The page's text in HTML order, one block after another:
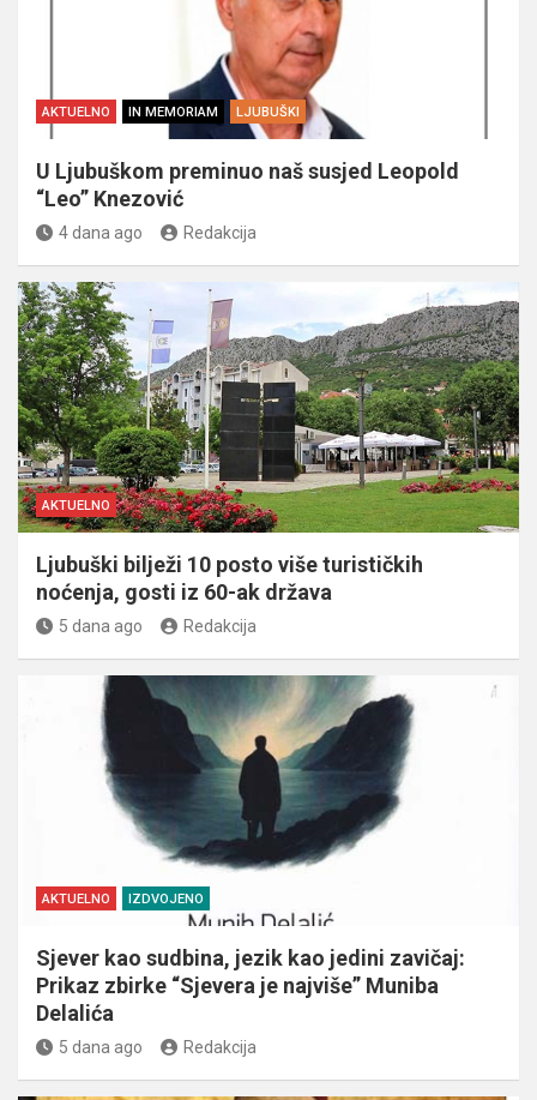
AKTUELNO IN MEMORIAM LJUBUŠKI
U Ljubuškom preminuo naš susjed Leopold
“Leo” Knezović
4 dana ago Redakcija
AKTUELNO
Ljubuški bilježi 10 posto više turističkih
noćenja, gosti iz 60-ak država
5 dana ago Redakcija
AKTUELNO IZDVOJENO
Sjever kao sudbina, jezik kao jedini zavičaj:
Prikaz zbirke “Sjevera je najviše” Muniba
Delalića
5 dana ago Redakcija